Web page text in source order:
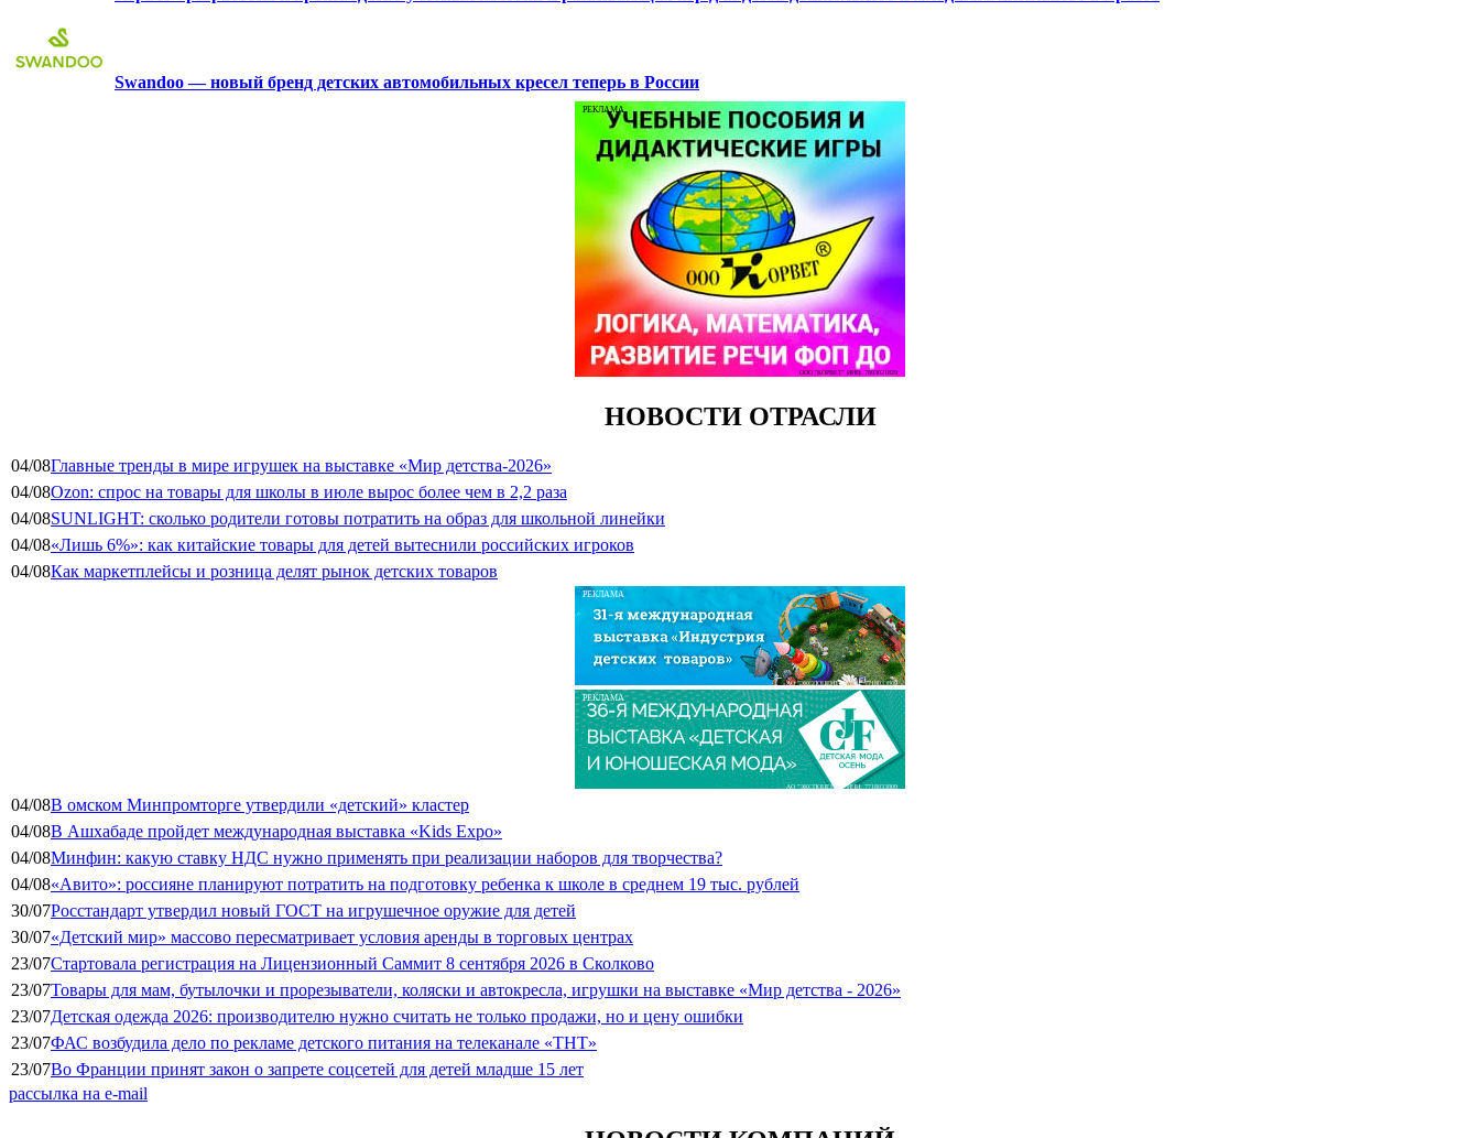
Swandoo — новый бренд детских автомобильных кресел теперь в России
РЕКЛАМА
ООО "КОРВЕТ" ИНН: 7803021829
НОВОСТИ ОТРАСЛИ
04/08Главные тренды в мире игрушек на выставке «Мир детства-2026»
04/08Ozon: спрос на товары для школы в июле вырос более чем в 2,2 раза
04/08SUNLIGHT: сколько родители готовы потратить на образ для школьной линейки
04/08«Лишь 6%»: как китайские товары для детей вытеснили российских игроков
04/08Как маркетплейсы и розница делят рынок детских товаров
РЕКЛАМА
АО "ЭКСПОЦЕНТР" ИНН: 7718033809
РЕКЛАМА
АО "ЭКСПОЦЕНТР" ИНН: 7718033809
04/08В омском Минпромторге утвердили «детский» кластер
04/08В Ашхабаде пройдет международная выставка «Kids Expo»
04/08Минфин: какую ставку НДС нужно применять при реализации наборов для творчества?
04/08«Авито»: россияне планируют потратить на подготовку ребенка к школе в среднем 19 тыс. рублей
30/07Росстандарт утвердил новый ГОСТ на игрушечное оружие для детей
30/07«Детский мир» массово пересматривает условия аренды в торговых центрах
23/07Стартовала регистрация на Лицензионный Саммит 8 сентября 2026 в Сколково
23/07Товары для мам, бутылочки и прорезыватели, коляски и автокресла, игрушки на выставке «Мир детства - 2026»
23/07Детская одежда 2026: производителю нужно считать не только продажи, но и цену ошибки
23/07ФАС возбудила дело по рекламе детского питания на телеканале «ТНТ»
23/07Во Франции принят закон о запрете соцсетей для детей младше 15 лет
рассылка на e-mail